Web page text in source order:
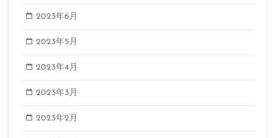
2023年6月
2023年5月
2023年4月
2023年3月
2023年2月